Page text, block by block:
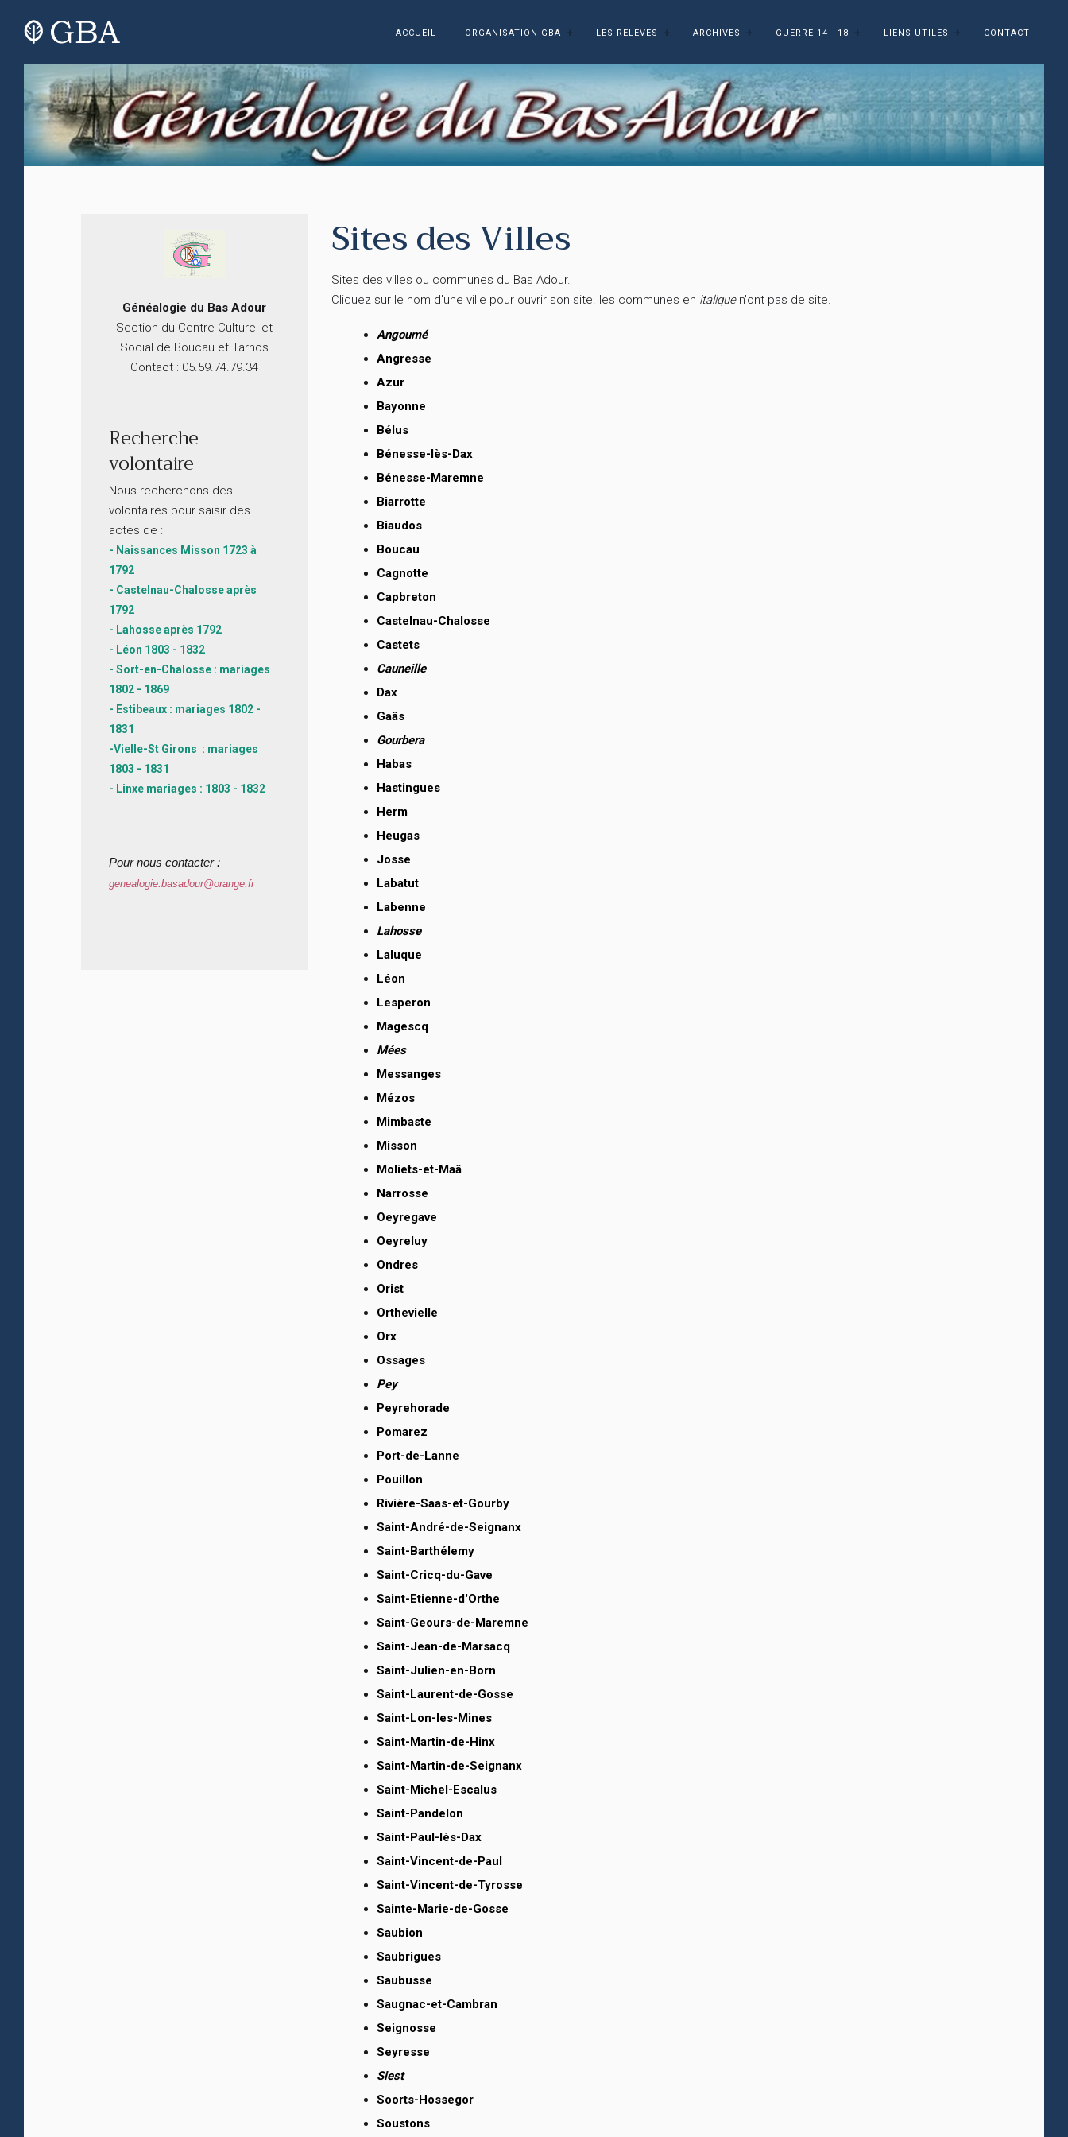
ACCUEIL ORGANISATION GBA LES RELEVES ARCHIVES GUERRE 14 - 18 LIENS UTILES CONTACT
Généalogie du Bas Adour
Section du Centre Culturel et
Social de Boucau et Tarnos
Contact : 05.59.74.79.34
Recherche
volontaire
Nous recherchons des
volontaires pour saisir des
actes de :
- Naissances Misson 1723 à
1792
- Castelnau-Chalosse après
1792
- Lahosse après 1792
- Léon 1803 - 1832
- Sort-en-Chalosse : mariages
1802 - 1869
- Estibeaux : mariages 1802 -
1831
-Vielle-St Girons : mariages
1803 - 1831
- Linxe mariages : 1803 - 1832
Pour nous contacter :
genealogie.basadour@orange.fr
Sites des Villes
Sites des villes ou communes du Bas Adour.
Cliquez sur le nom d'une ville pour ouvrir son site. les communes en italiquen'ont pas de site.
Angoumé
Angresse
Azur
Bayonne
Bélus
Bénesse-lès-Dax
Bénesse-Maremne
Biarrotte
Biaudos
Boucau
Cagnotte
Capbreton
Castelnau-Chalosse
Castets
Cauneille
Dax
Gaâs
Gourbera
Habas
Hastingues
Herm
Heugas
Josse
Labatut
Labenne
Lahosse
Laluque
Léon
Lesperon
Magescq
Mées
Messanges
Mézos
Mimbaste
Misson
Moliets-et-Maâ
Narrosse
Oeyregave
Oeyreluy
Ondres
Orist
Orthevielle
Orx
Ossages
Pey
Peyrehorade
Pomarez
Port-de-Lanne
Pouillon
Rivière-Saas-et-Gourby
Saint-André-de-Seignanx
Saint-Barthélemy
Saint-Cricq-du-Gave
Saint-Etienne-d'Orthe
Saint-Geours-de-Maremne
Saint-Jean-de-Marsacq
Saint-Julien-en-Born
Saint-Laurent-de-Gosse
Saint-Lon-les-Mines
Saint-Martin-de-Hinx
Saint-Martin-de-Seignanx
Saint-Michel-Escalus
Saint-Pandelon
Saint-Paul-lès-Dax
Saint-Vincent-de-Paul
Saint-Vincent-de-Tyrosse
Sainte-Marie-de-Gosse
Saubion
Saubrigues
Saubusse
Saugnac-et-Cambran
Seignosse
Seyresse
Siest
Soorts-Hossegor
Soustons